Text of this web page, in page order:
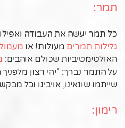
תמר:
כל תמר יעשה את העבודה ואפילו
גלילות תמרים מעולות! או
האולטימטיביות שכולם אוהבים:
על התמר נברך: "יהי רצון מלפניך
שייתמו שונאינו, אויבינו וכל
רימון: